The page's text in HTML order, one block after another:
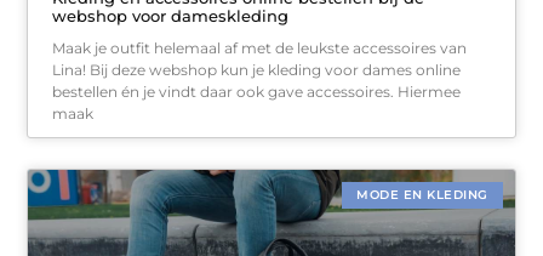
webshop voor dameskleding
Maak je outfit helemaal af met de leukste accessoires van
Lina! Bij deze webshop kun je kleding voor dames online
bestellen én je vindt daar ook gave accessoires. Hiermee
maak
MODE EN KLEDING